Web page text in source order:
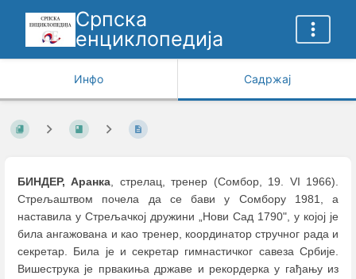
Српска
енциклопедија
Инфо Садржај
БИНДЕР, Аранка, стрелац, тренер (Сомбор, 19. VI 1966).
Стрељаштвом почела да се бави у Сомбору 1981, а
наставила у Стрељачкој дружини „Нови Сад 1790", у којој је
била ангажована и као тренер, координатор стручног рада и
секретар. Била је и секретар гимнастичког савеза Србије.
Вишеструка је првакиња државе и рекордерка у гађању из